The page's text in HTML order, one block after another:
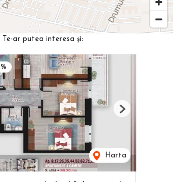
Te-ar putea interesa și:
Harta
Next